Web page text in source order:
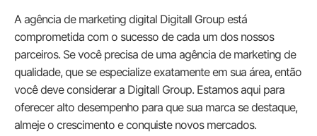
A agência de marketing digital Digitall Group está
comprometida com o sucesso de cada um dos nossos
parceiros. Se você precisa de uma agência de marketing de
qualidade, que se especialize exatamente em sua área, então
você deve considerar a Digitall Group. Estamos aqui para
oferecer alto desempenho para que sua marca se destaque,
almeje o crescimento e conquiste novos mercados.